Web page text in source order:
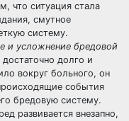
что ситуация стала
смутное
систему.
и усложнение бредовой
долго и
вокруг больного, он
события
бредовую систему.
развивается внезапно,